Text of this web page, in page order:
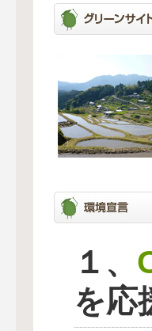
１、
を応